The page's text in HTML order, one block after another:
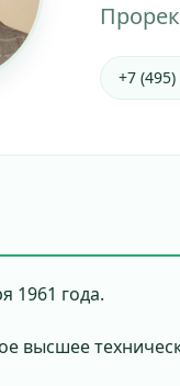
+7
1961 года.
высшее